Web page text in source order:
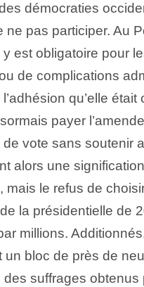
démocraties
ne pas participer. Au
est obligatoire pour
de complications
qu’elle
payer
vote sans soutenir
alors une
mais le refus de
la présidentielle de
millions.
un bloc de près de
suffrages